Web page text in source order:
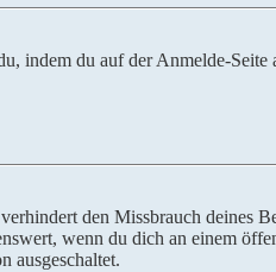
indem du auf der Anmelde-Seite
den Missbrauch deines
wenn du dich an einem
ausgeschaltet.